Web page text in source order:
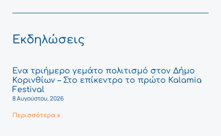
Εκδηλώσεις
Ένα τριήμερο γεμάτο πολιτισμό στον Δήμο
Κορινθίων – Στο επίκεντρο το πρώτο Kalamia
Festival
8 Αυγούστου, 2026
Περισσότερα »